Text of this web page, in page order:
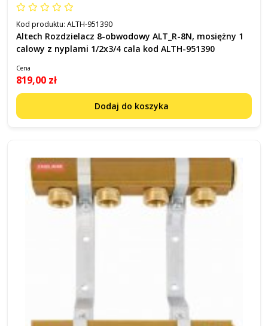
Kod produktu: ALTH-951390
Altech Rozdzielacz 8-obwodowy ALT_R-8N, mosiężny 1
calowy z nyplami 1/2x3/4 cala kod ALTH-951390
Cena
819,00 zł
Dodaj do koszyka